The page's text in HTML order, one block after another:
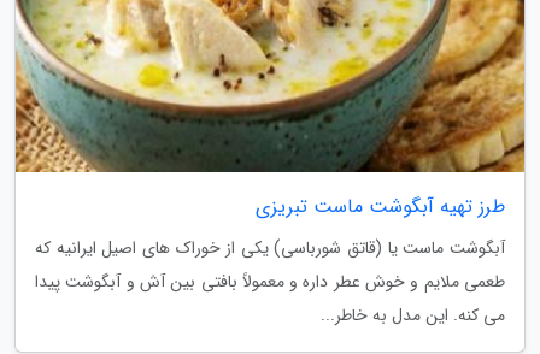
طرز تهیه آبگوشت ماست تبریزی
آبگوشت ماست یا (قاتق شورباسی) یکی از خوراک های اصیل ایرانیه که
طعمی ملایم و خوش عطر داره و معمولاً بافتی بین آش و آبگوشت پیدا
می کنه. این مدل به خاطر...